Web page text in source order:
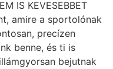
IS KEVESEBBET
amire a sportolónak
precízen
benne, és ti is
bejutnak